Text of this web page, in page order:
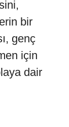
bir
genç
için
dair